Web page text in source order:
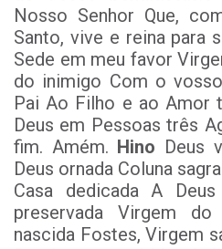
Nosso Senhor Que,
Santo, vive e reina para
Sede em meu favor
do inimigo Com o
Pai Ao Filho e ao Amor
Deus em Pessoas três
fim. Amém. Hino Deus
Deus ornada Coluna
Casa dedicada A
preservada Virgem
nascida Fostes, Virgem